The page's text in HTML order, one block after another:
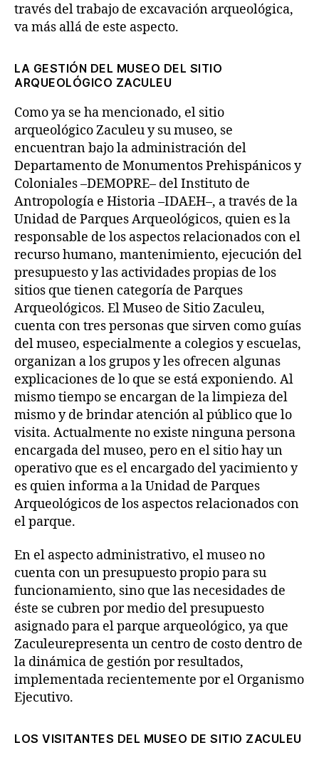
través del trabajo de excavación arqueológica,
va más allá de este aspecto.
LA GESTIÓN DEL MUSEO DEL SITIO
ARQUEOLÓGICO ZACULEU
Como ya se ha mencionado, el sitio
arqueológico Zaculeu y su museo, se
encuentran bajo la administración del
Departamento de Monumentos Prehispánicos y
Coloniales –DEMOPRE– del Instituto de
Antropología e Historia –IDAEH–, a través de la
Unidad de Parques Arqueológicos, quien es la
responsable de los aspectos relacionados con el
recurso humano, mantenimiento, ejecución del
presupuesto y las actividades propias de los
sitios que tienen categoría de Parques
Arqueológicos. El Museo de Sitio Zaculeu,
cuenta con tres personas que sirven como guías
del museo, especialmente a colegios y escuelas,
organizan a los grupos y les ofrecen algunas
explicaciones de lo que se está exponiendo. Al
mismo tiempo se encargan de la limpieza del
mismo y de brindar atención al público que lo
visita. Actualmente no existe ninguna persona
encargada del museo, pero en el sitio hay un
operativo que es el encargado del yacimiento y
es quien informa a la Unidad de Parques
Arqueológicos de los aspectos relacionados con
el parque.
En el aspecto administrativo, el museo no
cuenta con un presupuesto propio para su
funcionamiento, sino que las necesidades de
éste se cubren por medio del presupuesto
asignado para el parque arqueológico, ya que
Zaculeurepresenta un centro de costo dentro de
la dinámica de gestión por resultados,
implementada recientemente por el Organismo
Ejecutivo.
LOS VISITANTES DEL MUSEO DE SITIO ZACULEU